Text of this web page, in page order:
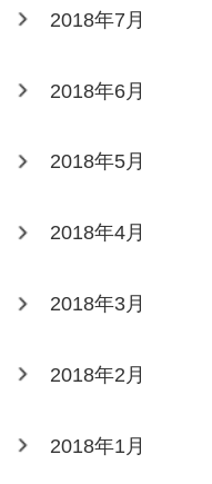
2018年7月
2018年6月
2018年5月
2018年4月
2018年3月
2018年2月
2018年1月